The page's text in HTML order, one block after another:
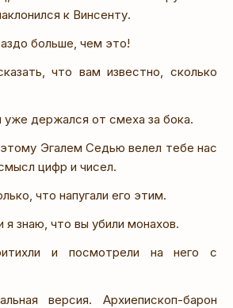
к Винсенту.
больше, чем это!
что вам известно, сколько
держался от смеха за бока.
Эгалем Седью велел тебе нас
цифр и чисел.
что напугали его этим.
я знаю, что вы убили монахов.
и посмотрели на него с
версия. Архиепископ-барон